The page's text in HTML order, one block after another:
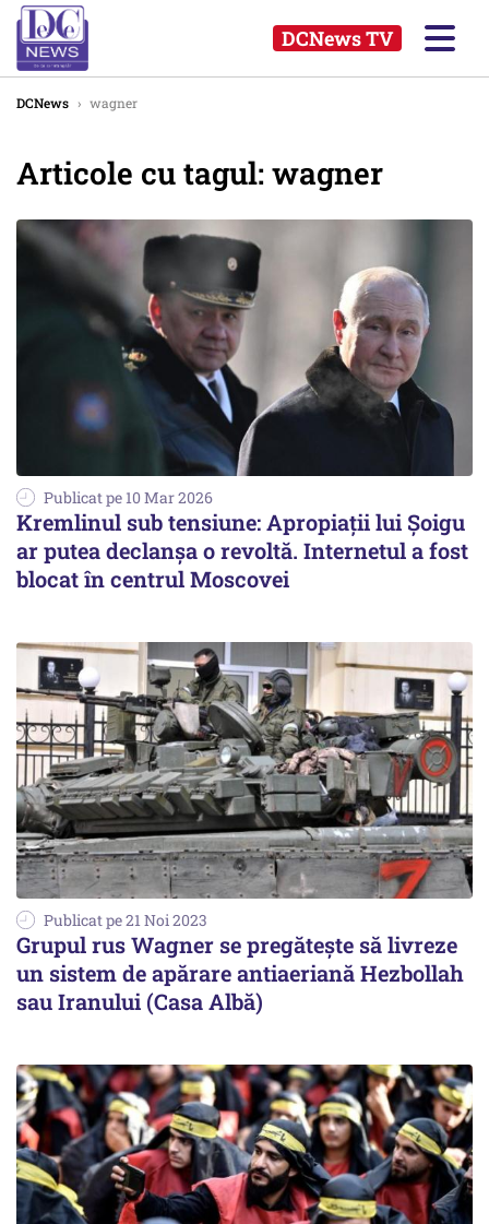
DCNews TV
DCNews › wagner
Articole cu tagul: wagner
Publicat pe 10 Mar 2026
Kremlinul sub tensiune: Apropiații lui Șoigu
ar putea declanșa o revoltă. Internetul a fost
blocat în centrul Moscovei
Publicat pe 21 Noi 2023
Grupul rus Wagner se pregăteşte să livreze
un sistem de apărare antiaeriană Hezbollah
sau Iranului (Casa Albă)